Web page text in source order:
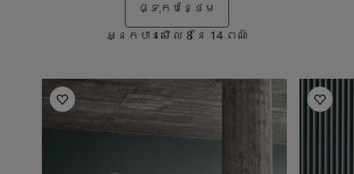
ផ្ទុកបន្ថែម
អ្នកបានមើល 8នៃ 14 ពណ៌
Living Room Inspiration Living